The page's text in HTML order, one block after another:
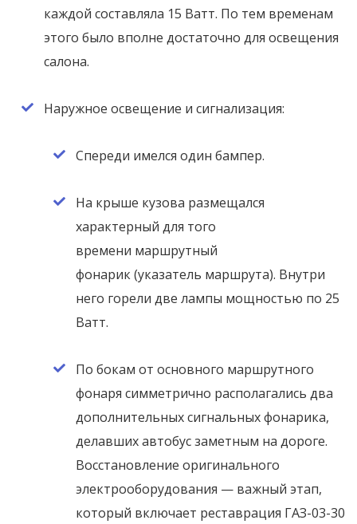
каждой составляла 15 Ватт. По тем временам
этого было вполне достаточно для освещения
салона.
Наружное освещение и сигнализация:
Спереди имелся один бампер.
На крыше кузова размещался
характерный для того
времени маршрутный
фонарик (указатель маршрута). Внутри
него горели две лампы мощностью по 25
Ватт.
По бокам от основного маршрутного
фонаря симметрично располагались два
дополнительных сигнальных фонарика,
делавших автобус заметным на дороге.
Восстановление оригинального
электрооборудования — важный этап,
который включает реставрация ГАЗ-03-30